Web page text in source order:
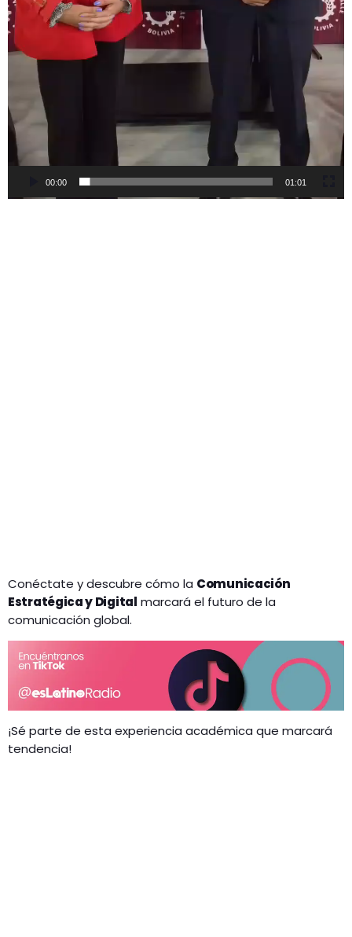
00:00 01:01
Conéctate y descubre cómo la Comunicación
Estratégica y Digital marcará el futuro de la
comunicación global.
¡Sé parte de esta experiencia académica que marcará
tendencia!